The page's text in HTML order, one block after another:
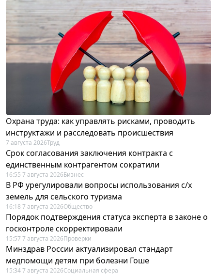
Охрана труда: как управлять рисками, проводить
инструктажи и расследовать происшествия
7 августа 2026Труд
Срок согласования заключения контракта с
единственным контрагентом сократили
16:55 7 августа 2026Бизнес
В РФ урегулировали вопросы использования с/х
земель для сельского туризма
16:18 7 августа 2026Общество
Порядок подтверждения статуса эксперта в законе о
госконтроле скорректировали
15:57 7 августа 2026Проверки
Минздрав России актуализировал стандарт
медпомощи детям при болезни Гоше
15:34 7 августа 2026Социальная сфера